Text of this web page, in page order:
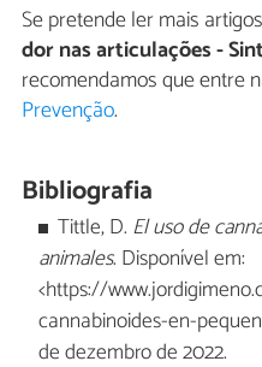
Se pretende ler mais
dor nas articulações -
recomendamos que entre
Prevenção.
Bibliografia
Tittle, D. El uso de
animales. Disponível em:
<https://
cannabinoides-en-
de dezembro de 2022.